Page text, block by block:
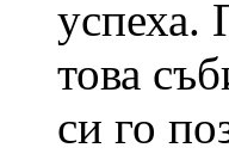
успеха.
това
си го